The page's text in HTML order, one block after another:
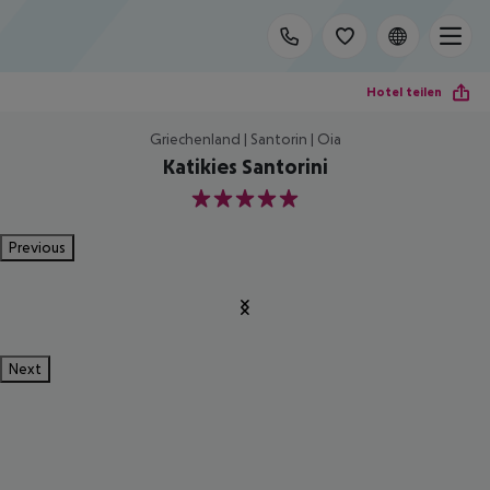
Hotel teilen
Griechenland | Santorin | Oia
Katikies Santorini
5
Previous
Next